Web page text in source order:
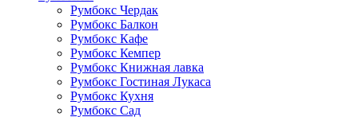
Румбокс Чердак
Румбокс Балкон
Румбокс Кафе
Румбокс Кемпер
Румбокс Книжная лавка
Румбокс Гостиная Лукаса
Румбокс Кухня
Румбокс Сад